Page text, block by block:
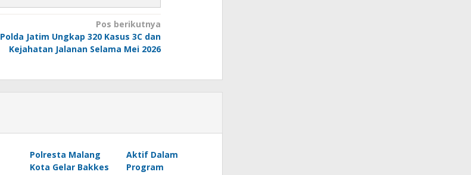
Pos berikutnya
Polda Jatim Ungkap 320 Kasus 3C dan
Kejahatan Jalanan Selama Mei 2026
Polresta Malang
Kota Gelar Bakkes
Aktif Dalam
Program